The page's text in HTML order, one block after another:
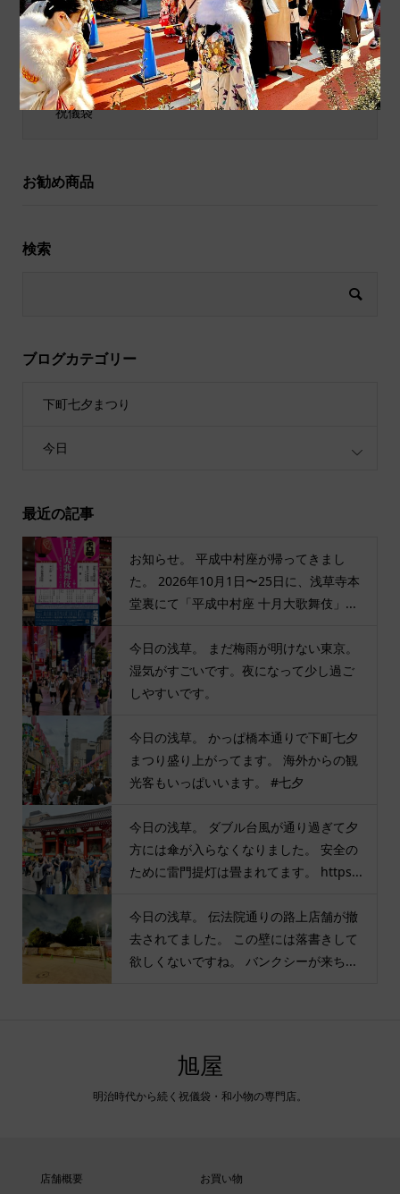
ポチ袋
和小物
祝儀袋
お勧め商品
検索
ブログカテゴリー
下町七夕まつり
今日
最近の記事
お知らせ。 平成中村座が帰ってきまし
た。 2026年10月1日〜25日に、浅草寺本
堂裏にて「平成中村座 十月大歌舞伎」...
今日の浅草。 まだ梅雨が明けない東京。
湿気がすごいです。夜になって少し過ご
しやすいです。
今日の浅草。 かっぱ橋本通りで下町七夕
まつり盛り上がってます。 海外からの観
光客もいっぱいいます。 #七夕
今日の浅草。 ダブル台風が通り過ぎて夕
方には傘が入らなくなりました。 安全の
ために雷門提灯は畳まれてます。 https...
今日の浅草。 伝法院通りの路上店舗が撤
去されてました。 この壁には落書きして
欲しくないですね。 バンクシーが来ち...
旭屋
明治時代から続く祝儀袋・和小物の専門店。
店舗概要 お買い物